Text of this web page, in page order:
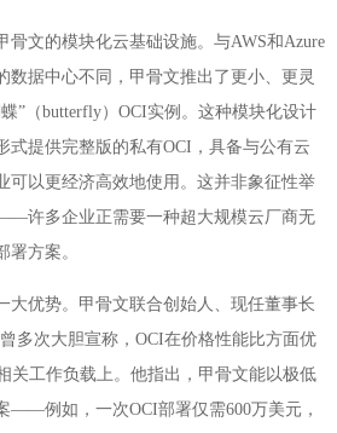
骨文的模块化云基础设施。与AWS和Azure
数据中心不同，甲骨文推出了更小、更灵
”（butterfly）OCI实例。这种模块化设计
式提供完整版的私有OCI，具备与公有云
可以更经济高效地使用。这并非象征性举
许多企业正需要一种超大规模云厂商无
署方案。
大优势。甲骨文联合创始人、现任董事长
多次大胆宣称，OCI在价格性能比方面优
关工作负载上。他指出，甲骨文能以极低
——例如，一次OCI部署仅需600万美元，